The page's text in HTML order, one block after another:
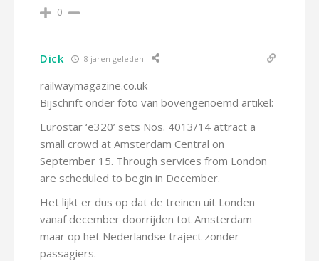
0
Dick 8 jaren geleden
railwaymagazine.co.uk
Bijschrift onder foto van bovengenoemd artikel:
Eurostar ‘e320’ sets Nos. 4013/14 attract a
small crowd at Amsterdam Central on
September 15. Through services from London
are scheduled to begin in December.
Het lijkt er dus op dat de treinen uit Londen
vanaf december doorrijden tot Amsterdam
maar op het Nederlandse traject zonder
passagiers.